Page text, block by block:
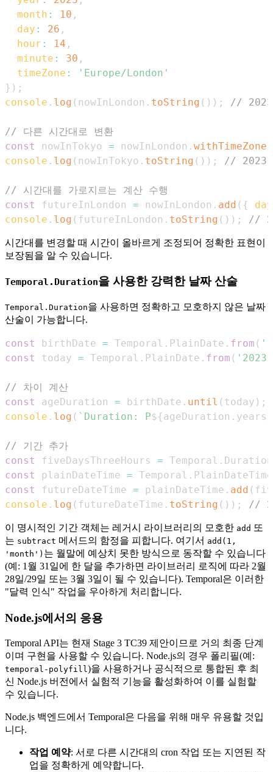
month : 10 ,
day : 26 ,
hour : 14 ,
minute : 30 ,
timeZone :
'Europe/London'
} ) ;
console . log ( nowInLondon . toString ( ) ) ; //
// 다른 시간대로 변환
const
nowInTokyo = nowInLondon . withTimeZone
console . log ( nowInTokyo . toString ( ) ) ; // 2023-
// 시간대를 가로지르는 계산 수행
const
futureInLondon = nowInLondon . add ( {
console . log ( futureInLondon . toString ( ) ) ; //
시간대를 변경할 때 시간이 올바르게 조정되어 정확한 표현이
보장됨을 알 수 있습니다.
Temporal.Duration을 사용한 강력한 날짜 산술
Temporal.Duration을 사용하면 정확하고 모호하지 않은 날짜
산술이 가능합니다.
const birthDate = Temporal . PlainDate . from (
const
today = Temporal . PlainDate . from (
// 차이 계산
const
ageDuration = birthDate . until ( today ) ;
console . log ( ` Duration: P${ageDuration . years
// 기간 추가
const
fiveDaysThreeHours = Temporal . Duration
const
plainDateTime = Temporal . PlainDateTime
const
futureDateTime = plainDateTime . add (
console . log ( futureDateTime . toString ( ) ) ; //
이 명시적인 기간 객체는 레거시 라이브러리의 모호한 add 또
는 subtract 메서드의 함정을 피합니다. 여기서 add(1,
'month') 는 월말에 예상치 못한 방식으로 동작할 수 있습니다
(예: 1월 31일에 한 달을 추가하면 라이브러리 로직에 따라 2월
28일/29일 또는 3월 3일이 될 수 있습니다). Temporal은 이러한
"달력 인식" 작업을 우아하게 처리합니다.
Node.js에서의 응용
Temporal API는 현재 Stage 3 TC39 제안이므로 거의 최종 단계
이며 구현을 사용할 수 있습니다. Node.js의 경우 폴리필(예:
temporal-polyfill)을 사용하거나 공식적으로 통합된 후 최
신 Node.js 버전에서 실험적 기능을 활성화하여 이를 실험할
수 있습니다.
Node.js 백엔드에서 Temporal은 다음을 위해 매우 유용할 것입
니다.
작업 예약: 서로 다른 시간대의 cron 작업 또는 지연된 작
업을 정확하게 예약합니다.